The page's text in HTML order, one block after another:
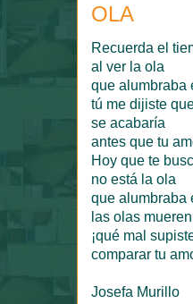
OLA
Recuerda el
al ver la ola
que alumbraba
tú me dijiste
se acabaría
antes que tu
Hoy que te
no está la ola
que alumbraba
las olas
¡qué mal
comparar tu
Josefa Murillo